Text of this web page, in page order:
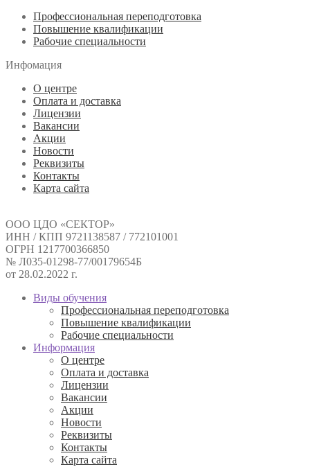
Профессиональная переподготовка
Повышение квалификации
Рабочие специальности
Инфомация
О центре
Оплата и доставка
Лицензии
Вакансии
Акции
Новости
Реквизиты
Контакты
Карта сайта
ООО ЦДО «СЕКТОР»
ИНН / КПП 9721138587 / 772101001
ОГРН 1217700366850
№ Л035-01298-77/00179654Б
от 28.02.2022 г.
Виды обучения
Профессиональная переподготовка
Повышение квалификации
Рабочие специальности
Информация
О центре
Оплата и доставка
Лицензии
Вакансии
Акции
Новости
Реквизиты
Контакты
Карта сайта